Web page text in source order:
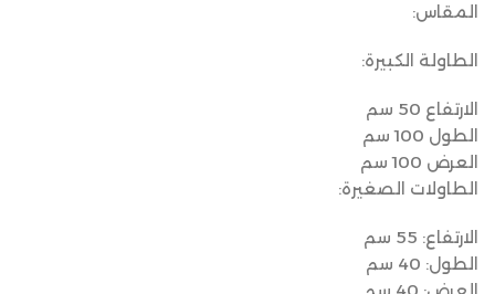
المقاس:
الطاولة الكبيرة:
الارتفاع 50 سم
الطول 100 سم
العرض 100 سم
الطاولات الصغيرة:
الارتفاع: 55 سم
الطول: 40 سم